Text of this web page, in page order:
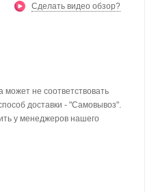
Сделать видео обзор?
может не соответствовать
доставки - "Самовывоз".
у менеджеров нашего